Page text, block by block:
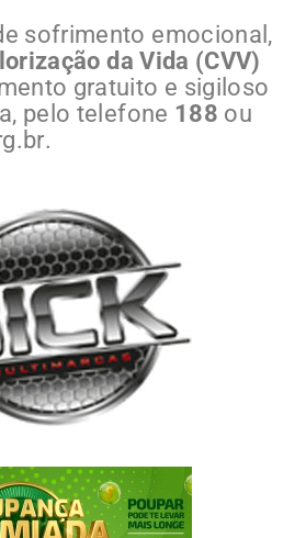
sofrimento emocional,
da Vida (CVV)
gratuito e sigiloso
pelo telefone 188 ou
.